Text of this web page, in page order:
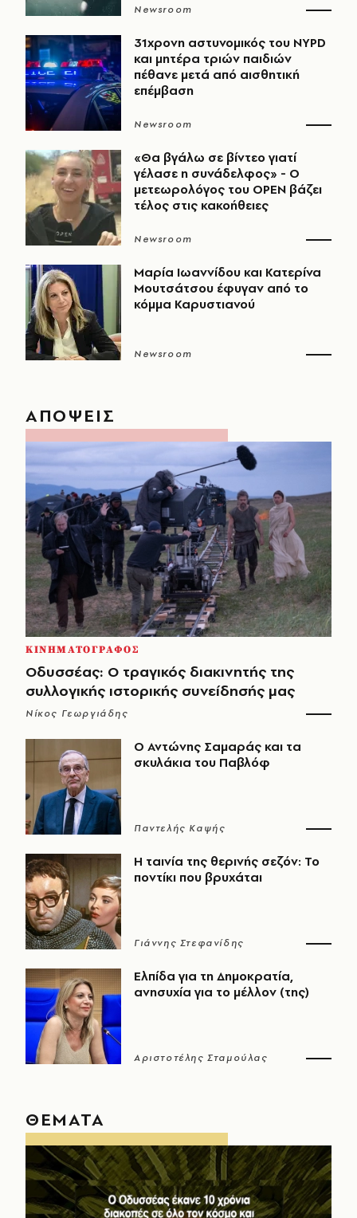
Newsroom
31χρονη αστυνομικός του NYPD
και μητέρα τριών παιδιών
πέθανε μετά από αισθητική
επέμβαση
Newsroom
«Θα βγάλω σε βίντεο γιατί
γέλασε η συνάδελφος» - Ο
μετεωρολόγος του OPEN βάζει
τέλος στις κακοήθειες
Newsroom
Μαρία Ιωαννίδου και Κατερίνα
Μουτσάτσου έφυγαν από το
κόμμα Καρυστιανού
Newsroom
ΑΠΟΨΕΙΣ
ΚΙΝΗΜΑΤΟΓΡΑΦΟΣ
Οδυσσέας: Ο τραγικός διακινητής της
συλλογικής ιστορικής συνείδησής μας
Νίκος Γεωργιάδης
Ο Αντώνης Σαμαράς και τα
σκυλάκια του Παβλόφ
Παντελής Καψής
Η ταινία της θερινής σεζόν: Το
ποντίκι που βρυχάται
Γιάννης Στεφανίδης
Ελπίδα για τη Δημοκρατία,
ανησυχία για το μέλλον (της)
Αριστοτέλης Σταμούλας
ΘΕΜΑΤΑ